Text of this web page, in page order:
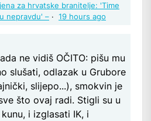
za hrvatske branitelje: 'Time
nepravdu' – · 19 hours ago
ne vidiš OČITO: pišu mu
slušati, odlazak u Grubore
slijepo...), smokvin je
što ovaj radi. Stigli su u
i izglasati IK, i